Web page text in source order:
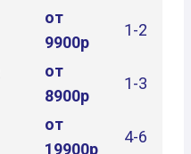
от
9900р
1-2
от
8900р
1-3
от
19900р
4-6